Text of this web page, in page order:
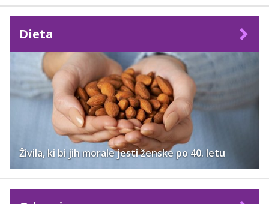
Dieta
Živila, ki bi jih morale jesti ženske po 40. letu